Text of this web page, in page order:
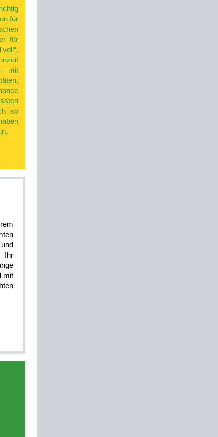
für
für
mit
so
Ihr
mit